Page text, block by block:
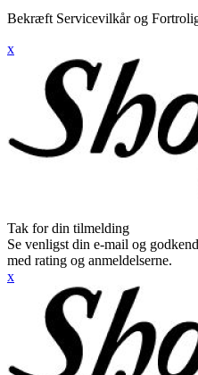
Bekræft Servicevilkår og
x
Tak for din tilmelding
Se venligst din e-mail og
med rating og anmeldelserne.
x